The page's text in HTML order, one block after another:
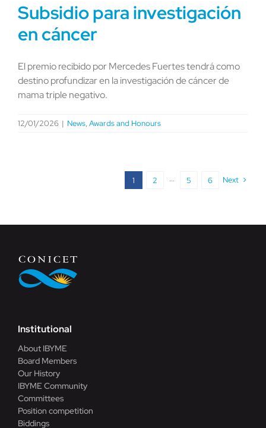
Subsidio para investigación
en cáncer
El premio recibido por Mercedes Fuertes tendrá como
destino profundizar en la investigación de cáncer de
mama triple negativo.
12/01/2026 | News,Awards and Honours
1 2 ··· 5 6 Next
Institutional
About IBYME
Board Members
Our History
IBYME Community
Committees
Position competition
Biddings